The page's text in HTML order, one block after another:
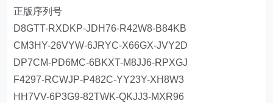
正版序列号
D8GTT-RXDKP-JDH76-R42W8-B84KB
CM3HY-26VYW-6JRYC-X66GX-JVY2D
DP7CM-PD6MC-6BKXT-M8JJ6-RPXGJ
F4297-RCWJP-P482C-YY23Y-XH8W3
HH7VV-6P3G9-82TWK-QKJJ3-MXR96